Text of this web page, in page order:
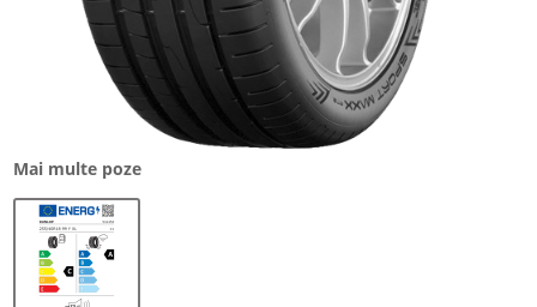
Mai multe poze